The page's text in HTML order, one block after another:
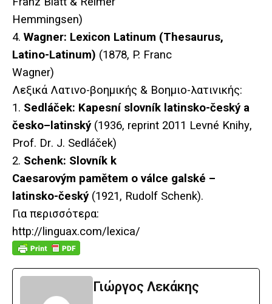
Hemmingsen)
4. Wagner: Lexicon Latinum (Thesaurus,
Latino-Latinum) (1878, P. Franc
Wagner)
Λεξικά Λατινο-βοημικής & Βοημιο-λατινικής:
1. Sedl áček: Kapesní slovník latinsko-český a
česko– latinský(1936, reprint 2011 Levné Knihy,
Prof. Dr. J. Sedl áček)
2. Schenk: Slovník k
Caesarovým pamětem o válce galské –
latinsko-český(1921, Rudolf Schenk).
Για περισσότερα:
http://linguax.com/lexica/
Γιώργος Λεκάκης